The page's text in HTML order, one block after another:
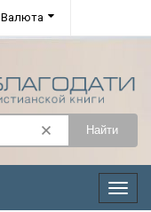
Валюта
Найти
Меню